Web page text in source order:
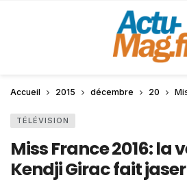
Accueil 2015 décembre 20
TÉLÉVISION
Miss France 2016: la
Kendji Girac fait